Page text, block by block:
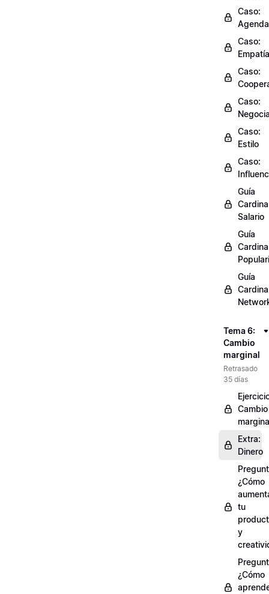
Caso:
Agenda
Caso:
Empatía
Caso:
Caso:
Caso:
Estilo
Caso:
Guía
Salario
Guía
Guía
Tema 6:
Cambio
marginal
Retrasado
35 días
Cambio
Extra:
Dinero
¿Cómo
tu
y
¿Cómo